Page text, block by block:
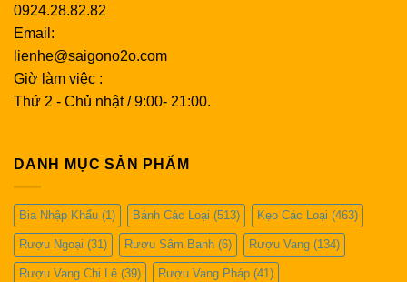
0924.28.82.82
Email:
lienhe@saigono2o.com
Giờ làm việc :
Thứ 2 - Chủ nhật / 9:00- 21:00.
DANH MỤC SẢN PHẨM
Bia Nhập Khẩu (1) Bánh Các Loại (513) Kẹo Các Loại (463)
Rượu Ngoại (31) Rượu Sâm Banh (6) Rượu Vang (134)
Rượu Vang Chi Lê (39) Rượu Vang Pháp (41)